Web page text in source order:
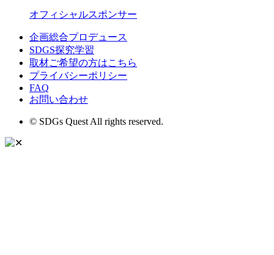
オフィシャルスポンサー
企画総合プロデュース
SDGS探究学習
取材ご希望の方はこちら
プライバシーポリシー
FAQ
お問い合わせ
© SDGs Quest All rights reserved.